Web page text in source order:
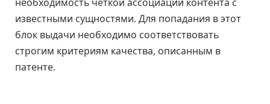
известными сущностями. Для попадания в этот
блок выдачи необходимо соответствовать
строгим критериям качества, описанным в
патенте.